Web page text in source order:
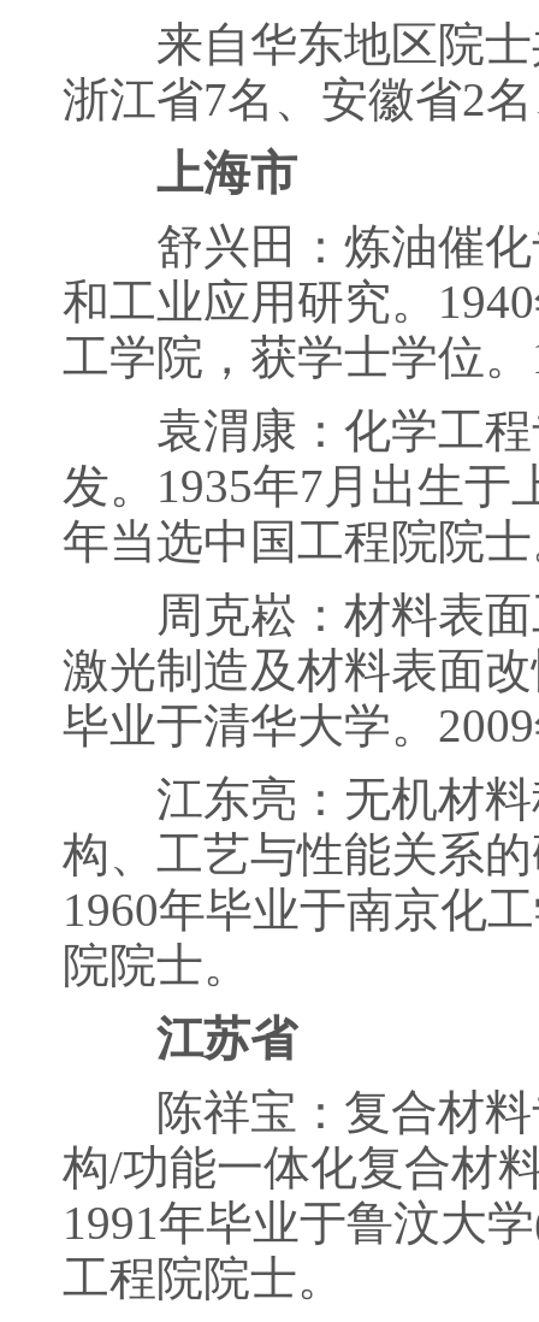
来自华东地区院士
浙江省7名、安徽省2
上海市
舒兴田：炼油催化
和工业应用研究。
工学院，获学士学位
袁渭康：化学工程
发。1935年7月出生于
年当选中国工程院院
周克崧：材料表面
激光制造及材料表面
毕业于清华大学。
江东亮：无机材料
构、工艺与性能关系
1960年毕业于南京化
院院士。
江苏省
陈祥宝：复合材料
构/功能一体化复合材
1991年毕业于鲁汶大
工程院院士。